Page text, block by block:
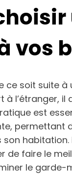
vos
ce soit suite à
l’étranger, il
est
permettant
de faire le
le garde-